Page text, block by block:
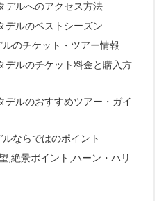
デルへのアクセス方法
デルのベストシーズン
のチケット・ツアー情報
デルのチケット料金と購入方
デルのおすすめツアー・ガイ
ならではのポイント
,絶景ポイント,ハーン・ハリ